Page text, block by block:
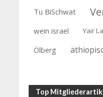
Tu BiSchwat
wein israel Yair
Ölberg
Top